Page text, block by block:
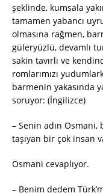
şeklinde, kumsala
tamamen yabancı
olmasına rağmen,
güleryüzlü, devamlı
sakin tavırlı ve
romlarımızı
barmenin yakasında
soruyor: (İngilizce)
– Senin adın Osmani,
taşıyan bir çok insan
Osmani cevaplıyor.
– Benim dedem